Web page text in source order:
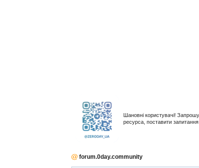
Шановні користувачі!
ресурса, поставити
forum.0day.community